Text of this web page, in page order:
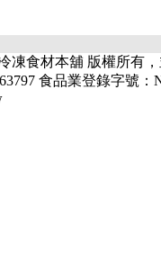
凍食材本舖 版權所有
食品業登錄字號：